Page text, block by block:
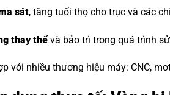
sát, tăng tuổi thọ cho trục và các
thay thếvà bảo trì trong quá trình
với nhiều thương hiệu máy: CNC,